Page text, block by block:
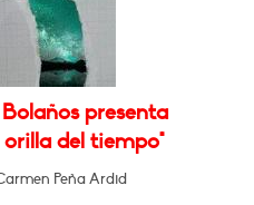
presenta
orilla del tiempo"
Peña Ardid